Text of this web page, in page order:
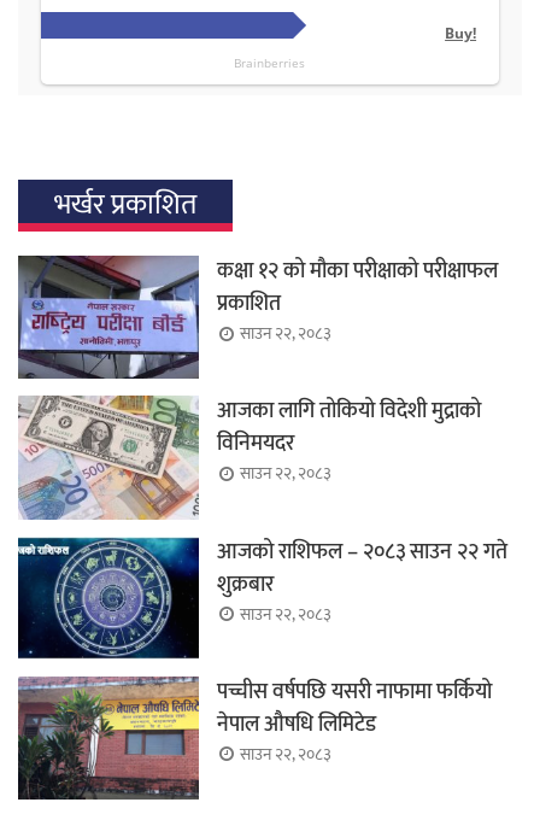
भर्खर प्रकाशित
कक्षा १२ को मौका परीक्षाको परीक्षाफल
प्रकाशित
साउन २२, २०८३
आजका लागि तोकियो विदेशी मुद्राको
विनिमयदर
साउन २२, २०८३
आजको राशिफल – २०८३ साउन २२ गते
शुक्रबार
साउन २२, २०८३
पच्चीस वर्षपछि यसरी नाफामा फर्कियो
नेपाल औषधि लिमिटेड
साउन २२, २०८३